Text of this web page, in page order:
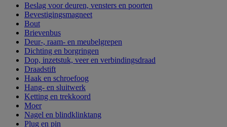
Beslag voor deuren, vensters en poorten
Bevestigingsmagneet
Bout
Brievenbus
Deur-, raam- en meubelgrepen
Dichting en borgringen
Dop, inzetstuk, veer en verbindingsdraad
Draadstift
Haak en schroefoog
Hang- en sluitwerk
Ketting en trekkoord
Moer
Nagel en blindklinktang
Plug en pin